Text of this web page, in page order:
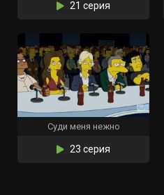
21 серия
Суди меня нежно
23 серия